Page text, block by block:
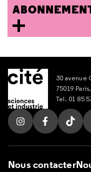
30 avenue
75019
Tel. 01 85
Suivez nous sur
Suivez
Nous contacter